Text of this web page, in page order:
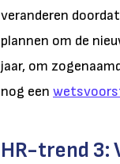
veranderen
plannen om de
jaar, om
nog een
HR-trend 3: